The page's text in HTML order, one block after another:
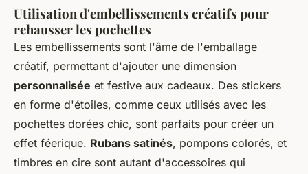
Utilisation d'embellissements créatifs pour
rehausser les pochettes
Les embellissements sont l'âme de l'emballage
créatif, permettant d'ajouter une dimension
personnalisée et festive aux cadeaux. Des stickers
en forme d'étoiles, comme ceux utilisés avec les
pochettes dorées chic, sont parfaits pour créer un
effet féerique. Rubans satinés, pompons colorés, et
timbres en cire sont autant d'accessoires qui